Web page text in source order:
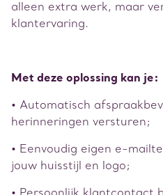
alleen extra werk, maar
klantervaring.
Met deze oplossing kan je:
• Automatisch
herinneringen versturen;
• Eenvoudig eigen e-
jouw huisstijl en logo;